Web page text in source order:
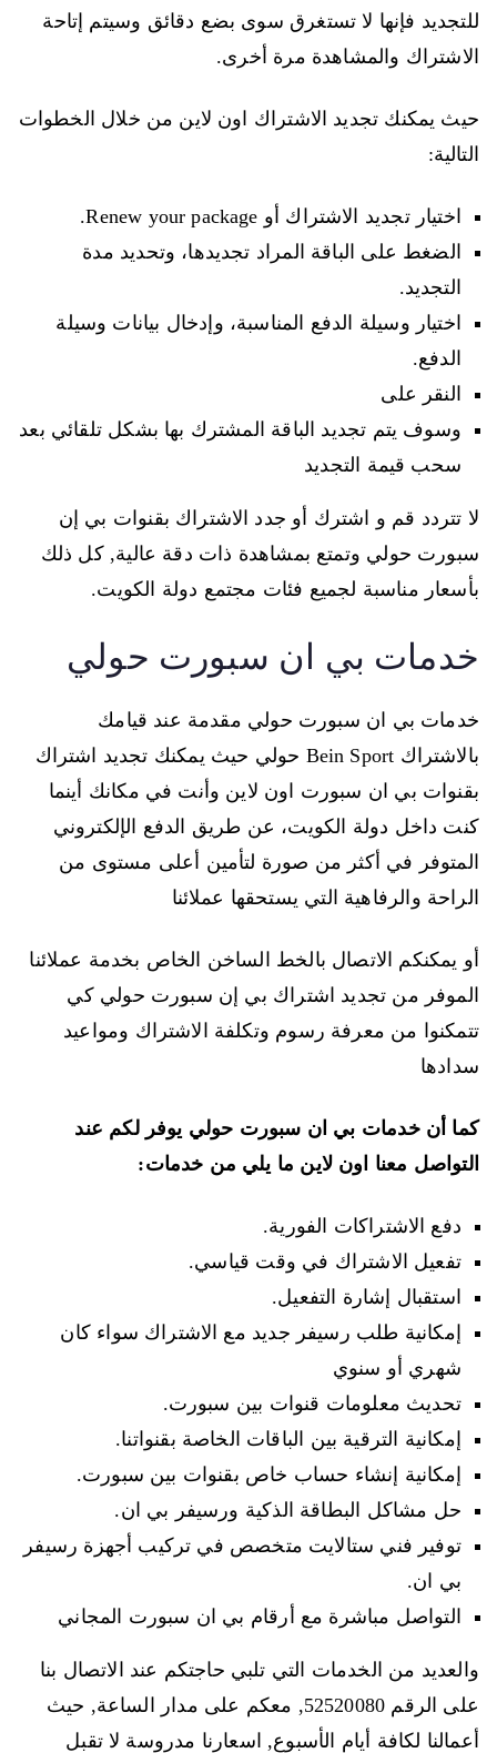
للتجديد فإنها لا تستغرق سوى بضع دقائق وسيتم إتاحة
الاشتراك والمشاهدة مرة أخرى.
حيث يمكنك تجديد الاشتراك اون لاين من خلال الخطوات
التالية:
اختيار تجديد الاشتراك أو Renew your package.
الضغط على الباقة المراد تجديدها، وتحديد مدة
التجديد.
اختيار وسيلة الدفع المناسبة، وإدخال بيانات وسيلة
الدفع.
النقر على
وسوف يتم تجديد الباقة المشترك بها بشكل تلقائي بعد
سحب قيمة التجديد
لا تتردد قم و اشترك أو جدد الاشتراك بقنوات بي إن
سبورت حولي وتمتع بمشاهدة ذات دقة عالية, كل ذلك
بأسعار مناسبة لجميع فئات مجتمع دولة الكويت.
خدمات بي ان سبورت حولي
خدمات بي ان سبورت حولي مقدمة عند قيامك
بالاشتراك Bein Sport حولي حيث يمكنك تجديد اشتراك
بقنوات بي ان سبورت اون لاين وأنت في مكانك أينما
كنت داخل دولة الكويت، عن طريق الدفع الإلكتروني
المتوفر في أكثر من صورة لتأمين أعلى مستوى من
الراحة والرفاهية التي يستحقها عملائنا
أو يمكنكم الاتصال بالخط الساخن الخاص بخدمة عملائنا
الموفر من تجديد اشتراك بي إن سبورت حولي كي
تتمكنوا من معرفة رسوم وتكلفة الاشتراك ومواعيد
سدادها
كما أن خدمات بي ان سبورت حولي يوفر لكم عند
التواصل معنا اون لاين ما يلي من خدمات:
دفع الاشتراكات الفورية.
تفعيل الاشتراك في وقت قياسي.
استقبال إشارة التفعيل.
إمكانية طلب رسيفر جديد مع الاشتراك سواء كان
شهري أو سنوي
تحديث معلومات قنوات بين سبورت.
إمكانية الترقية بين الباقات الخاصة بقنواتنا.
إمكانية إنشاء حساب خاص بقنوات بين سبورت.
حل مشاكل البطاقة الذكية ورسيفر بي ان.
توفير فني ستالايت متخصص في تركيب أجهزة رسيفر
بي ان.
التواصل مباشرة مع أرقام بي ان سبورت المجاني
والعديد من الخدمات التي تلبي حاجتكم عند الاتصال بنا
على الرقم 52520080, معكم على مدار الساعة, حيث
أعمالنا لكافة أيام الأسبوع, اسعارنا مدروسة لا تقبل